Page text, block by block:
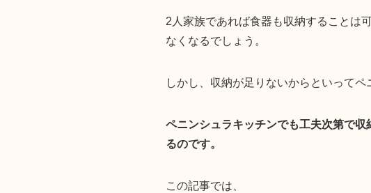
2人家族であれば食器も収納することは
なくなるでしょう。
しかし、収納が足りないからといって
ペニンシュラキッチンでも工夫次第で
るのです。
この記事では、